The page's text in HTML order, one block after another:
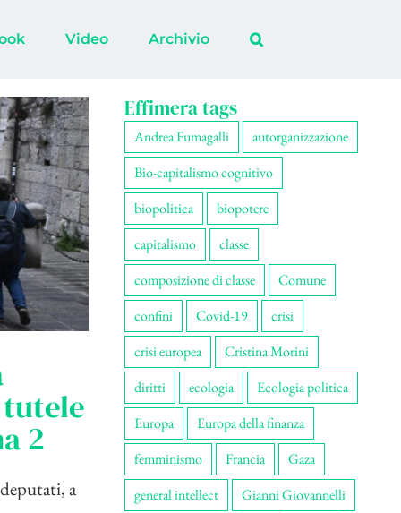
Video Archivio
2
a
Effimera tags
Andrea Fumagalli
autorganizzazione
Bio-capitalismo cognitivo
biopolitica
biopotere
capitalismo
classe
composizione di classe
Comune
confini
Covid-19
crisi
crisi europea
Cristina Morini
diritti
ecologia
Ecologia politica
Europa
Europa della finanza
femminismo
Francia
Gaza
general intellect
Gianni Giovannelli